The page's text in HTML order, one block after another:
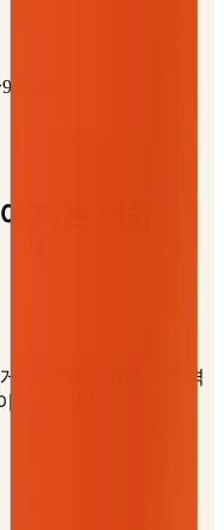
입력
하는 이유
출력되는 고해상도 격
없습니다.